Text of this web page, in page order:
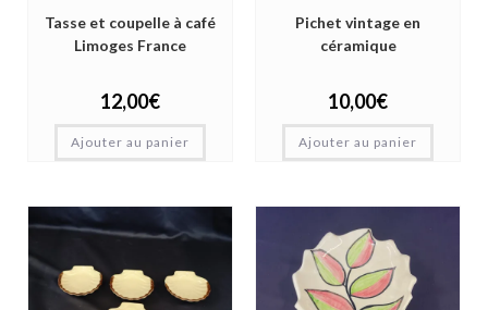
Tasse et coupelle à café
Limoges France
12,00€
Ajouter au panier
Pichet vintage en
céramique
10,00€
Ajouter au panier